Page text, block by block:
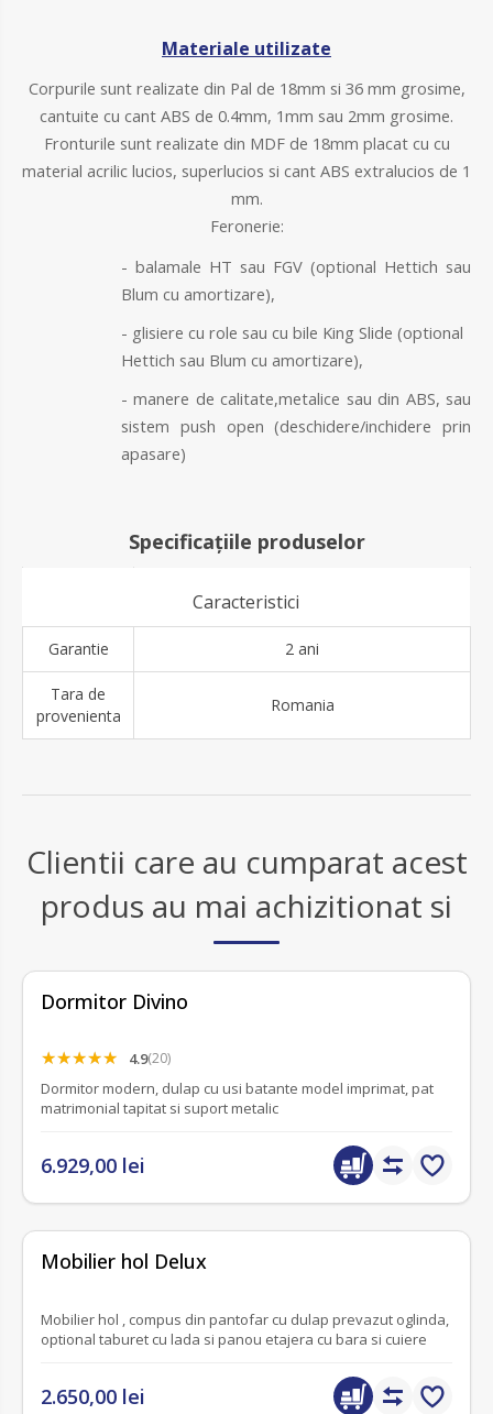
Materiale utilizate
Corpurile sunt realizate din Pal de 18mm si 36 mm grosime,
cantuite cu cant ABS de 0.4mm, 1mm sau 2mm grosime.
Fronturile sunt realizate din MDF de 18mm placat cu cu
material acrilic lucios, superlucios si cant ABS extralucios de 1
mm.
Feronerie:
- balamale HT sau FGV (optional Hettich sau
Blum cu amortizare),
- glisiere cu role sau cu bile King Slide (optional
Hettich sau Blum cu amortizare),
- manere de calitate,metalice sau din ABS, sau
sistem push open (deschidere/inchidere prin
apasare)
Specificațiile produselor
Caracteristici
Garantie 2 ani
Tara de
provenienta
Romania
Clientii care au cumparat acest
produs au mai achizitionat si
Dormitor Divino
4.9(20)
Dormitor modern, dulap cu usi batante model imprimat, pat
matrimonial tapitat si suport metalic
6.929,00 lei
Mobilier hol Delux
Mobilier hol , compus din pantofar cu dulap prevazut oglinda,
optional taburet cu lada si panou etajera cu bara si cuiere
2.650,00 lei